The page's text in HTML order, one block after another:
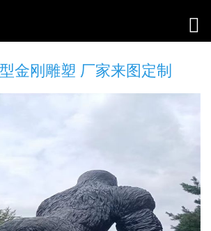
金刚雕塑 厂家来图定制